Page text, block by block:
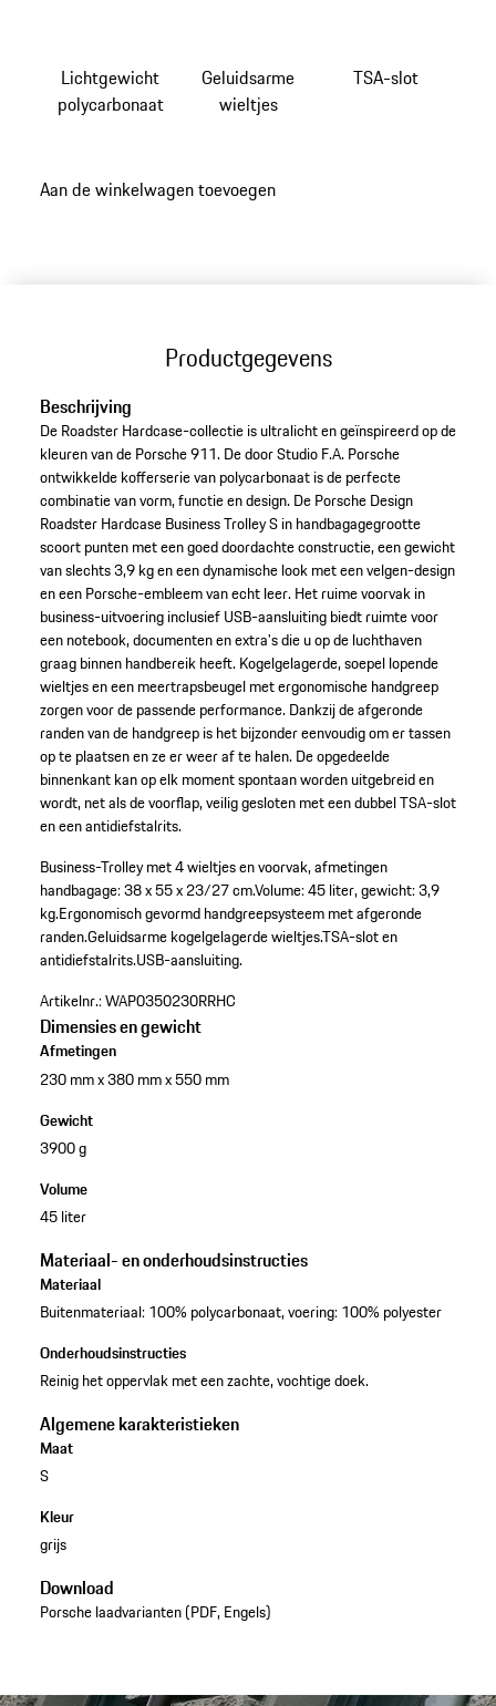
Lichtgewicht
polycarbonaat
Geluidsarme
wieltjes
TSA-slot
Aan de winkelwagen toevoegen
Productgegevens
Beschrijving
De Roadster Hardcase-collectie is ultralicht en geïnspireerd op de
kleuren van de Porsche 911. De door Studio F.A. Porsche
ontwikkelde kofferserie van polycarbonaat is de perfecte
combinatie van vorm, functie en design. De Porsche Design
Roadster Hardcase Business Trolley S in handbagagegrootte
scoort punten met een goed doordachte constructie, een gewicht
van slechts 3,9 kg en een dynamische look met een velgen-design
en een Porsche-embleem van echt leer. Het ruime voorvak in
business-uitvoering inclusief USB-aansluiting biedt ruimte voor
een notebook, documenten en extra's die u op de luchthaven
graag binnen handbereik heeft. Kogelgelagerde, soepel lopende
wieltjes en een meertrapsbeugel met ergonomische handgreep
zorgen voor de passende performance. Dankzij de afgeronde
randen van de handgreep is het bijzonder eenvoudig om er tassen
op te plaatsen en ze er weer af te halen. De opgedeelde
binnenkant kan op elk moment spontaan worden uitgebreid en
wordt, net als de voorflap, veilig gesloten met een dubbel TSA-slot
en een antidiefstalrits.
Business-Trolley met 4 wieltjes en voorvak, afmetingen
handbagage: 38 x 55 x 23/27 cm.Volume: 45 liter, gewicht: 3,9
kg.Ergonomisch gevormd handgreepsysteem met afgeronde
randen.Geluidsarme kogelgelagerde wieltjes.TSA-slot en
antidiefstalrits.USB-aansluiting.
Artikelnr.:WAP0350230RRHC
Dimensies en gewicht
Afmetingen
230 mm x 380 mm x 550 mm
Gewicht
3900 g
Volume
45 liter
Materiaal- en onderhoudsinstructies
Materiaal
Buitenmateriaal: 100% polycarbonaat, voering: 100% polyester
Onderhoudsinstructies
Reinig het oppervlak met een zachte, vochtige doek.
Algemene karakteristieken
Maat
S
Kleur
grijs
Download
Porsche laadvarianten (PDF, Engels)